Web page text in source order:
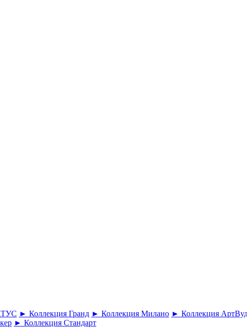
► Коллекция Гранд ► Коллекция Милано ► Коллекция
► Коллекция Стандарт